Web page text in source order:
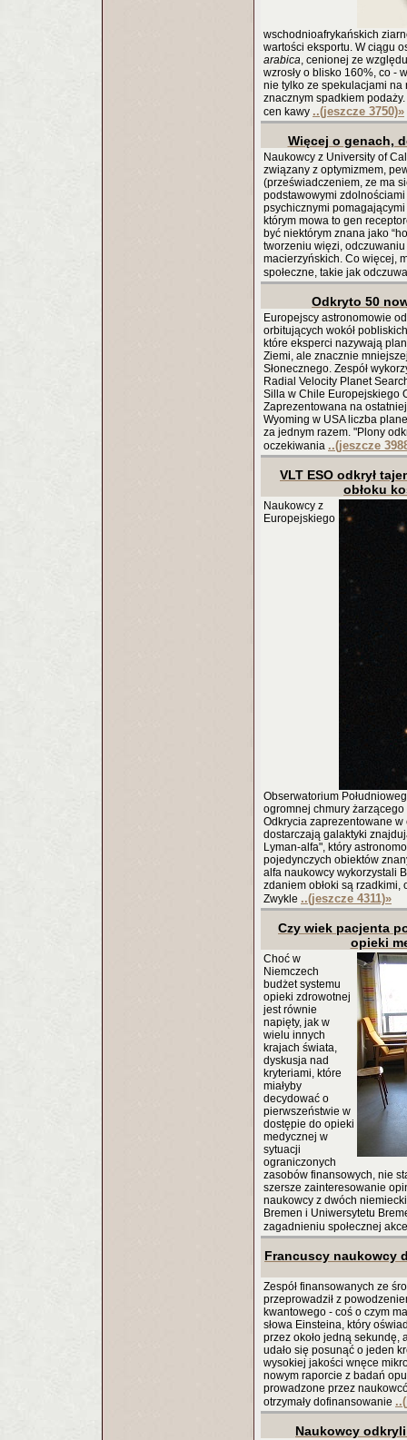
wschodnioafrykańskich
wartości eksportu. W ciągu
arabica, cenionej ze
wzrosły o blisko 160%, co -
nie tylko ze spekulacjami
znacznym spadkiem
cen kawy ..(jeszcze 3750)»
Więcej o genach,
Naukowcy z University of
związany z optymizmem,
(przeświadczeniem, ze ma
podstawowymi zdolnościami
psychicznymi
którym mowa to gen
być niektórym znana jako
tworzeniu więzi,
macierzyńskich. Co więcej,
społeczne, takie jak
Odkryto 50
Europejscy astronomowie
orbitujących wokół
które eksperci nazywają
Ziemi, ale znacznie
Słonecznego. Zespół
Radial Velocity Planet
Silla w Chile Europejskiego
Zaprezentowana na
Wyoming w USA liczba
za jednym razem. "Plony
oczekiwania ..(jeszcze
VLT ESO odkrył
obłoku
Naukowcy z
Europejskiego
Obserwatorium
ogromnej chmury
Odkrycia zaprezentowane
dostarczają galaktyki
Lyman-alfa", który
pojedynczych obiektów
alfa naukowcy wykorzystali
zdaniem obłoki są
Zwykle ..(jeszcze 4311)»
Czy wiek pacjenta
opieki
Choć w
Niemczech
budżet systemu
opieki zdrowotnej
jest równie
napięty, jak w
wielu innych
krajach świata,
dyskusja nad
kryteriami, które
miałyby
decydować o
pierwszeństwie w
dostępie do opieki
medycznej w
sytuacji
ograniczonych
zasobów finansowych, nie
szersze zainteresowanie
naukowcy z dwóch
Bremen i Uniwersytetu
zagadnieniu społecznej
Francuscy naukowcy
Zespół finansowanych ze
przeprowadził z
kwantowego - coś o czym
słowa Einsteina, który
przez około jedną sekundę,
udało się posunąć o jeden
wysokiej jakości wnęce
nowym raporcie z badań
prowadzone przez
otrzymały dofinansowanie
Naukowcy